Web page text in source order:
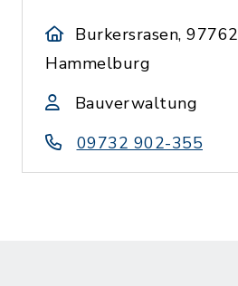
Burkersrasen, 97762
Hammelburg
Bauverwaltung
09732 902-355